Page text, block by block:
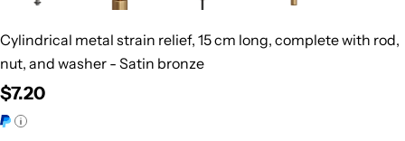
Cylindrical metal strain relief, 15 cm long, complete with rod,
nut, and washer - Satin bronze
Regular
price
$7.20